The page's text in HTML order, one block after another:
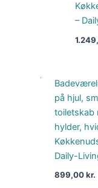
–
på hjul,
toiletskab
hylder,
Daily-
899,00kr.